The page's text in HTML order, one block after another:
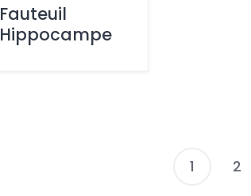
Fauteuil
Hippocampe
1 2